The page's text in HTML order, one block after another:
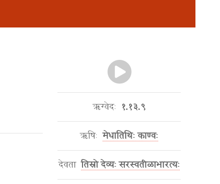
ऋग्वेदः १.१३.९
ऋषिः मेधातिथिः काण्वः
देवता तिस्रो देव्यः सरस्वतीळाभारत्यः